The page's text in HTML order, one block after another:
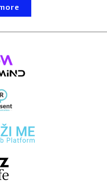
да направат нешто
најдобар интерес.